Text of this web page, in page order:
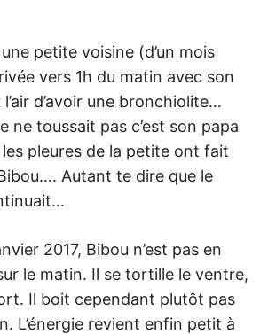
petite voisine (d’un mois
vers 1h du matin avec son
d’avoir une bronchiolite…
ne toussait pas c’est son papa
pleures de la petite ont fait
Autant te dire que le
2017, Bibou n’est pas en
le matin. Il se tortille le ventre,
Il boit cependant plutôt pas
L’énergie revient enfin petit à